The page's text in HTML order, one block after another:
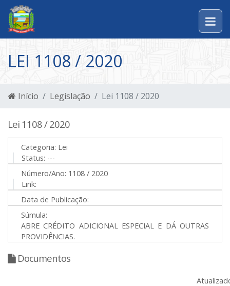
LEI 1108 / 2020
Início Legislação Lei 1108 / 2020
Lei 1108 / 2020
Categoria: Lei
Status: ---
Número/Ano: 1108 / 2020
Link:
Data de Publicação:
Súmula:
ABRE CRÉDITO ADICIONAL ESPECIAL E DÁ OUTRAS
PROVIDÊNCIAS.
Documentos